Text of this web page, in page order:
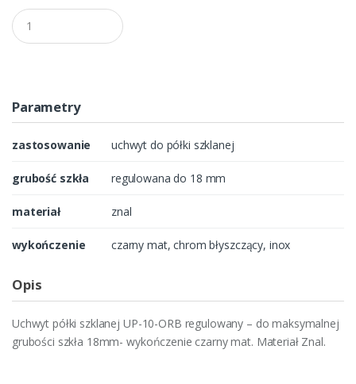
Q
u
a
t
yParametry
zastosowanie uchwyt do półki szklanej
grubość szkła regulowana do 18 mm
materiał znal
wykończenie czarny mat, chrom błyszczący, inox
Opis
Uchwyt półki szklanej UP-10-ORB regulowany – do maksymalnej
grubości szkła 18mm- wykończenie czarny mat. Materiał Znal.